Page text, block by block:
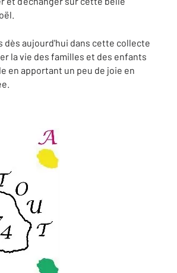
dès aujourd'hui dans cette collecte
la vie des familles et des enfants
en apportant un peu de joie en